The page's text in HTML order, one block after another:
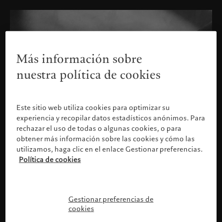
Más información sobre
nuestra política de cookies
Este sitio web utiliza cookies para optimizar su
experiencia y recopilar datos estadísticos anónimos. Para
rechazar el uso de todas o algunas cookies, o para
obtener más información sobre las cookies y cómo las
utilizamos, haga clic en el enlace Gestionar preferencias.
Política de cookies
Gestionar preferencias de
cookies